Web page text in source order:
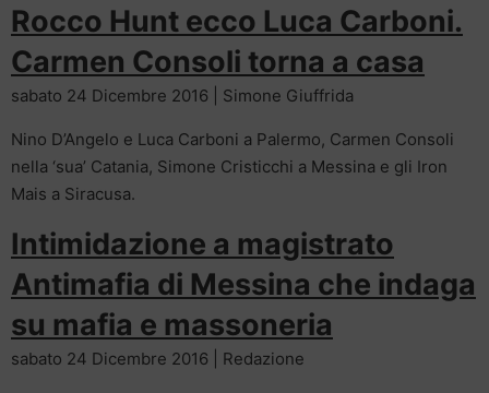
Rocco Hunt ecco Luca Carboni.
Carmen Consoli torna a casa
sabato 24 Dicembre 2016 | Simone Giuffrida
Nino D’Angelo e Luca Carboni a Palermo, Carmen Consoli
nella ‘sua’ Catania, Simone Cristicchi a Messina e gli Iron
Mais a Siracusa.
Intimidazione a magistrato
Antimafia di Messina che indaga
su mafia e massoneria
sabato 24 Dicembre 2016 | Redazione